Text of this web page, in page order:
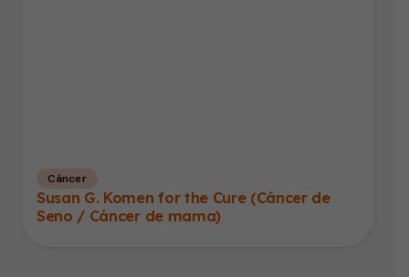
Cáncer
Susan G. Komen for the Cure (Cáncer de
Seno / Cáncer de mama)